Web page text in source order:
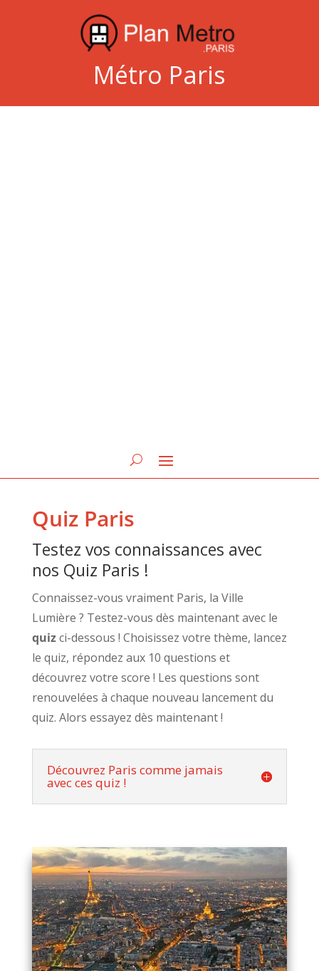
Métro Paris
Quiz Paris
Testez vos connaissances avec
nos Quiz Paris !
Connaissez-vous vraiment Paris, la Ville
Lumière ? Testez-vous dès maintenant avec le
quizci-dessous ! Choisissez votre thème, lancez
le quiz, répondez aux 10 questions et
découvrez votre score ! Les questions sont
renouvelées à chaque nouveau lancement du
quiz. Alors essayez dès maintenant !
Découvrez Paris comme jamais
avec ces quiz !